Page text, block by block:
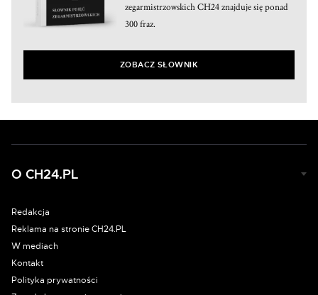
zegarmistrzowskich CH24 znajduje się ponad
300 fraz.
ZOBACZ SŁOWNIK
O CH24.PL
Redakcja
Reklama na stronie CH24.PL
W mediach
Kontakt
Polityka prywatności